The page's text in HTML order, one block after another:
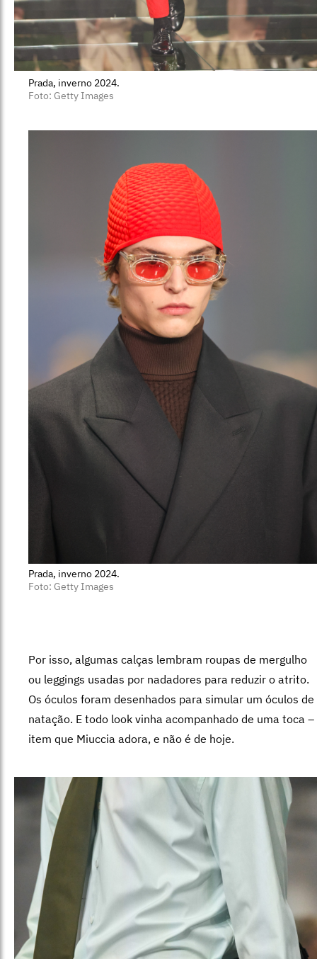
Prada, inverno 2024.
Foto: Getty Images
Prada, inverno 2024.
Foto: Getty Images
Por isso, algumas calças lembram roupas de mergulho
ou leggings usadas por nadadores para reduzir o atrito.
Os óculos foram desenhados para simular um óculos de
natação. E todo look vinha acompanhado de uma toca –
item que Miuccia adora, e não é de hoje.